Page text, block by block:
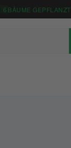
6 BÄUME GEPFLANZT